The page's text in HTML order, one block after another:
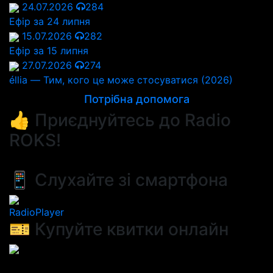
24.07.2026
284
Ефір за 24 липня
15.07.2026
282
Ефір за 15 липня
27.07.2026
274
éllia — Тим, кого це може стосуватися (2026)
Потрібна допомога
👍 Приєднуйтесь до Radio
ROKS!
📱 Слухайте зі смартфона
RadioPlayer
🎫 Купуйте квитки онлайн